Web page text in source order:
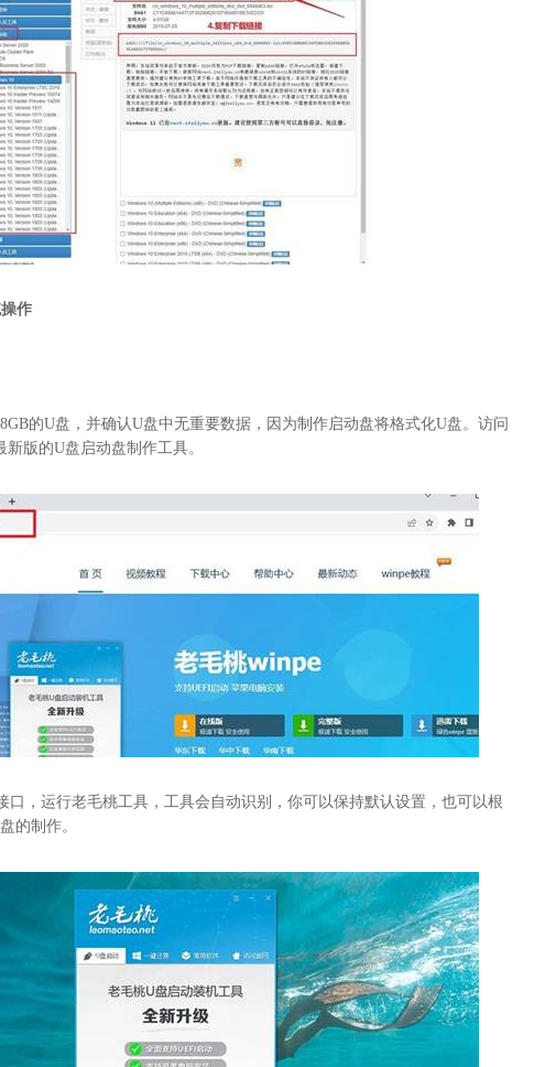
作
8GB的U盘，并确认U盘中无重要数据，因为制作启动盘将格式化U盘。访问
新版的U盘启动盘制作工具。
口，运行老毛桃工具，工具会自动识别，你可以保持默认设置，也可以根
的制作。